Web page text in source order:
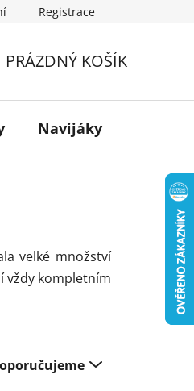
Registrace
PRÁZDNÝ KOŠÍK
Navijáky
velké množství
vždy kompletním